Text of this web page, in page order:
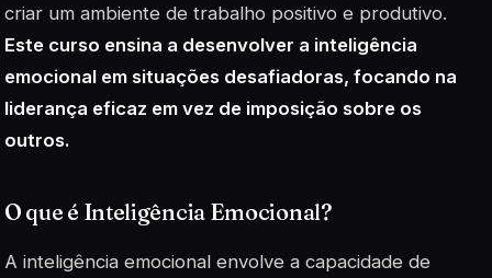
criar um ambiente de trabalho positivo e produtivo.
Este curso ensina a desenvolver a inteligência
emocional em situações desafiadoras, focando na
liderança eficaz em vez de imposição sobre os
outros.
O que é Inteligência Emocional?
A inteligência emocional envolve a capacidade de